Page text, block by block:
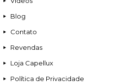
Blog
Contato
Revendas
Loja Capellux
Política de Privacidade